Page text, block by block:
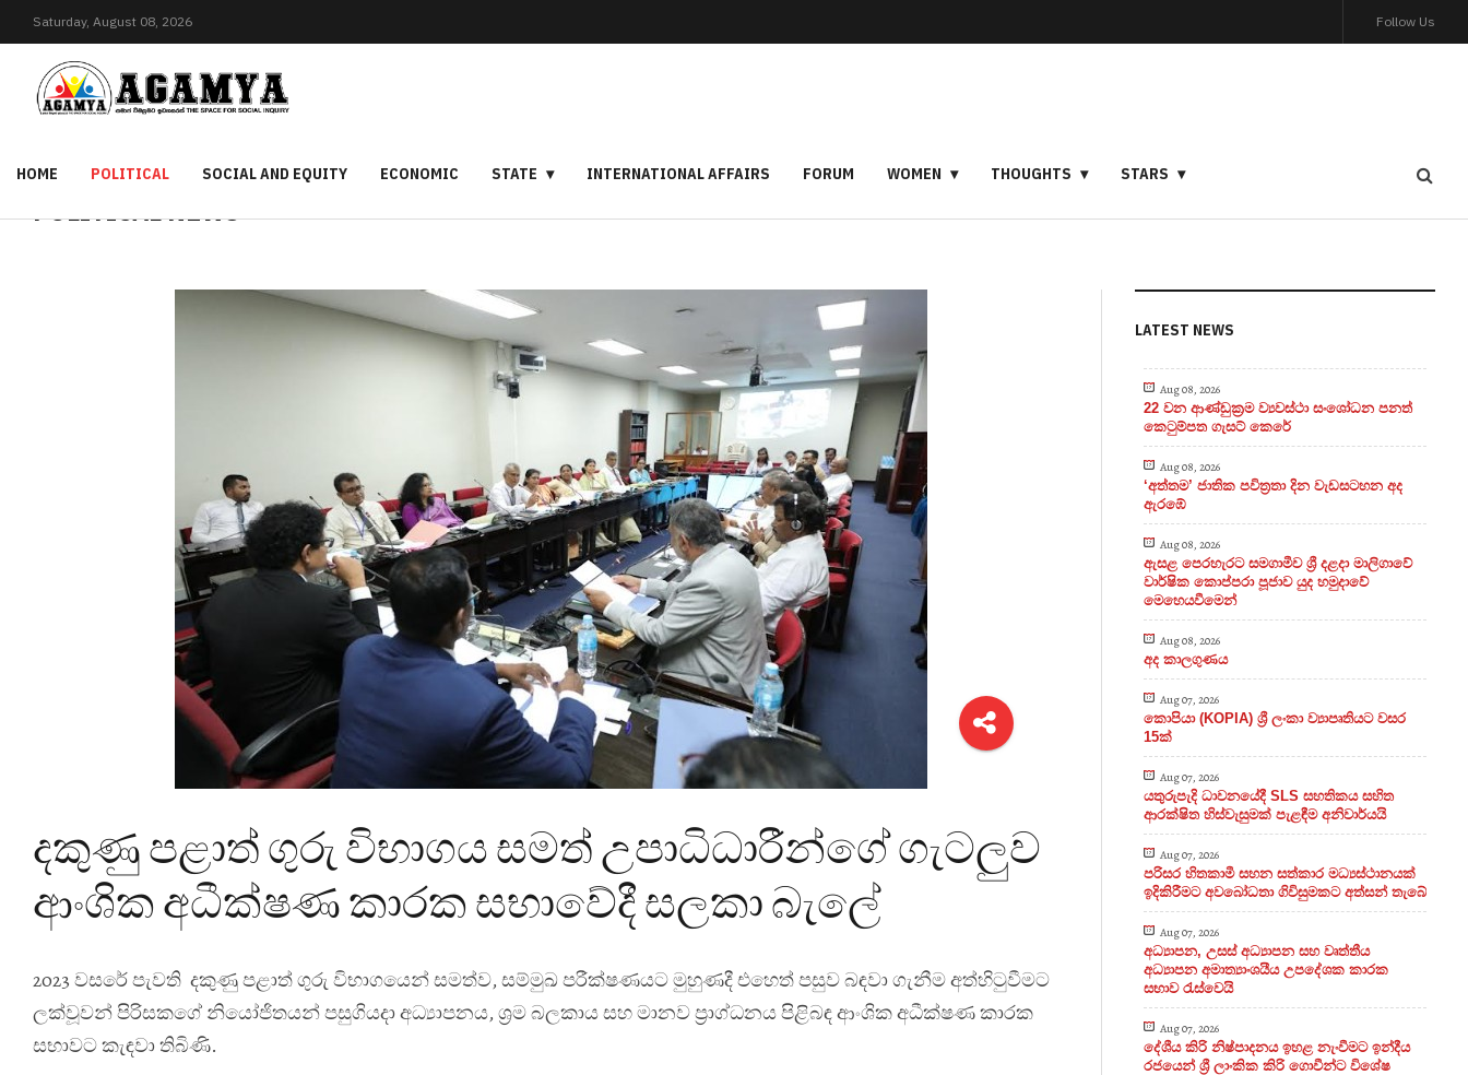
Saturday, August 08, 2026 Follow Us
HOME POLITICAL SOCIAL AND EQUITY ECONOMIC STATE INTERNATIONAL AFFAIRS FORUM WOMEN THOUGHTS STARS
POLITICAL NEWS
දකුණු පළාත් ගුරු විභාගය සමත් උපාධිධාරීන්ගේ ගැටලුව
ආංශික අධීක්ෂණ කාරක සභාවේදී සලකා බැලේ
2023 වසරේ පැවති දකුණු පළාත් ගුරු විභාගයෙන් සමත්ව, සම්මුඛ පරීක්ෂණයට මුහුණදී එහෙත් පසුව බඳවා ගැනීම අත්හිටුවීමට
ලක්වූවන් පිරිසකගේ නියෝජිතයන් පසුගියදා අධ්‍යාපනය, ශ්‍රම බලකාය සහ මානව ප්‍රාග්ධනය පිළිබඳ ආංශික අධීක්ෂණ කාරක
සභාවට කැඳවා තිබිණි.
LATEST NEWS
Aug 08, 2026
22 වන ආණ්ඩුක්‍රම ව්‍යවස්ථා සංශෝධන පනත්
කෙටුම්පත ගැසට් කෙරේ
Aug 08, 2026
‘අත්තම’ ජාතික පවිත්‍රතා දින වැඩසටහන අද
ඇරඹේ
Aug 08, 2026
ඇසළ පෙරහැරට සමගාමීව ශ්‍රී දළදා මාලිගාවේ
වාර්ෂික කොප්පරා පූජාව යුද හමුදාවේ
මෙහෙයවීමෙන්
Aug 08, 2026
අද කාලගුණය
Aug 07, 2026
කොපියා (KOPIA) ශ්‍රී ලංකා ව්‍යාපෘතියට වසර
15ක්
Aug 07, 2026
යතුරුපැදි ධාවනයේදී SLS සහතිකය සහිත
ආරක්ෂිත හිස්වැසුමක් පැළඳීම අනිවාර්යයි
Aug 07, 2026
පරිසර හිතකාමී සහන සත්කාර මධ්‍යස්ථානයක්
ඉදිකිරීමට අවබෝධතා ගිවිසුමකට අත්සන් තැබේ
Aug 07, 2026
අධ්‍යාපන, උසස් අධ්‍යාපන සහ වෘත්තීය
අධ්‍යාපන අමාත්‍යාංශයීය උපදේශක කාරක
සභාව රැස්වෙයි
Aug 07, 2026
දේශීය කිරි නිෂ්පාදනය ඉහළ නැංවීමට ඉන්දීය
රජයෙන් ශ්‍රී ලාංකික කිරි ගොවීන්ට විශේෂ